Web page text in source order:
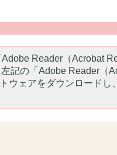
Reader（Acrobat
記の「Adobe Reader（
ウェアをダウンロードし